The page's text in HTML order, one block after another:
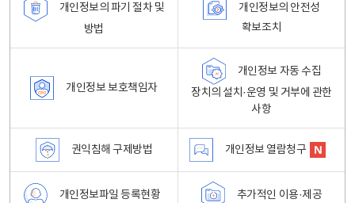
개인정보의 파기 절차 및
방법
개인정보의 안전성
확보조치
개인정보 보호책임자
개인정보 자동 수집
장치의 설치·운영 및 거부에 관한
사항
권익침해 구제방법 개인정보 열람청구
개인정보파일 등록현황
추가적인 이용·제공